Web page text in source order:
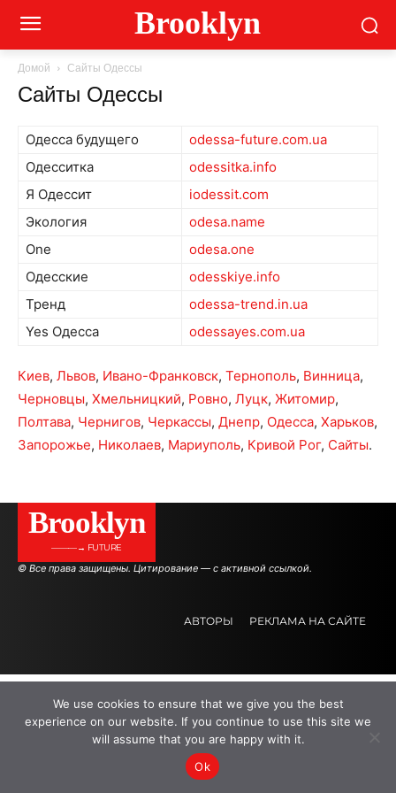
Brooklyn
Домой Сайты Одессы
Сайты Одессы
Одесса будущего
odessa-future.com.ua
Одесситка
odessitka.info
Я Одессит
iodessit.com
Экология
odesa.name
One
odesa.one
Одесские
odesskiye.info
Тренд
odessa-trend.in.ua
Yes Одесса
odessayes.com.ua
Киев, Львов, Ивано-Франковск, Тернополь, Винница,
Черновцы, Хмельницкий, Ровно, Луцк, Житомир,
Полтава, Чернигов, Черкассы, Днепр, Одесса, Харьков,
Запорожье, Николаев, Мариуполь, Кривой Рог, Сайты.
Brooklyn
———→ FUTURE
© Все права защищены. Цитирование — с активной ссылкой.
АВТОРЫ РЕКЛАМА НА САЙТЕ
We use cookies to ensure that we give you the best
experience on our website. If you continue to use this site we
will assume that you are happy with it.
Ok
...